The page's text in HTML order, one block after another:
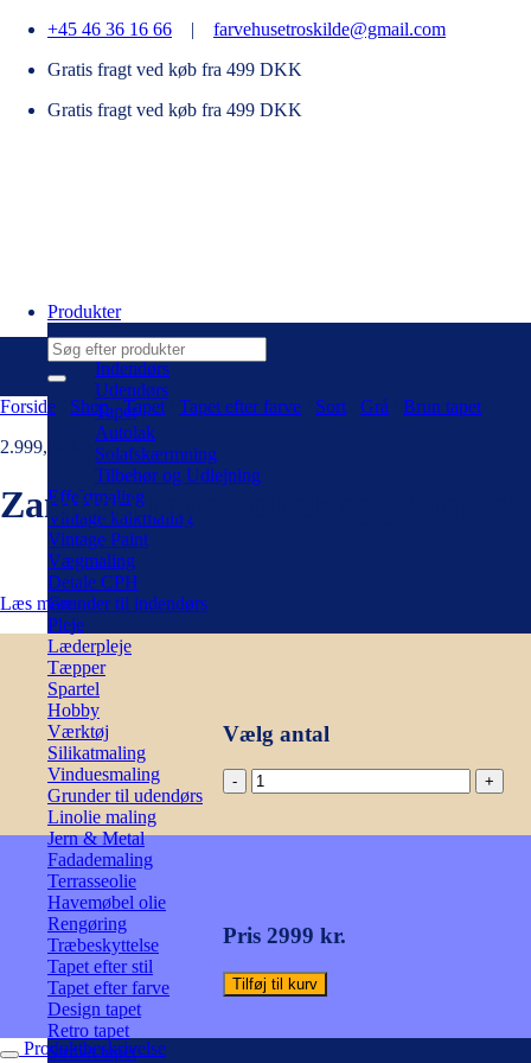
Fortsæt
indhold
+45 46 36 16 66 | farvehusetroskilde@gmail.com
Gratis fragt ved køb fra 499 DKK
Gratis fragt ved køb fra 499 DKK
Produkter
Indendørs
Udendørs
Tapet
Autolak
Solafskærmning
Tilbehør og Udlejning
Effektmaling
Vintage kalkmaling
Vintage Paint
Vægmaling
Detale CPH
Grunder til indendørs
Pleje
Læderpleje
Tæpper
Spartel
Hobby
Værktøj
Silikatmaling
Vinduesmaling
Grunder til udendørs
Linolie maling
Jern & Metal
Fadademaling
Terrasseolie
Havemøbel olie
Rengøring
Træbeskyttelse
Tapet efter stil
Tapet efter farve
Design tapet
Retro tapet
Stribet tapet
Søg
efter:
Forside
Shop / Tapet Tapet efter farve Sort Grå
Brun tapet
2.999,00
Zambesi tapet, duck egg /
Læs mere
Vælg antal
Zambesi
tapet,
egg
&
Son
antal
Pris 2999 kr.
Tilføj til kurv
Produktbeskrivelse